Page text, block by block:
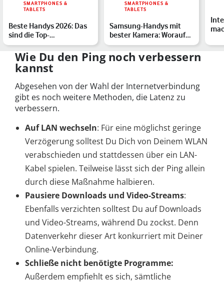
SMARTPHONES &
TABLETS
Beste Handys 2026: Das
sind die Top-
Smartphones des Jahres
SMARTPHONES &
TABLETS
Samsung-Handys mit
bester Kamera: Worauf
es für gute Fotos
ankomm…
be…
Wie Du den Ping noch verbessern
kannst
Abgesehen von der Wahl der Internetverbindung
gibt es noch weitere Methoden, die Latenz zu
verbessern.
Auf LAN wechseln: Für eine möglichst geringe
Verzögerung solltest Du Dich von Deinem WLAN
verabschieden und stattdessen über ein LAN-
Kabel spielen. Teilweise lässt sich der Ping allein
durch diese Maßnahme halbieren.
Pausiere Downloads und Video-Streams:
Ebenfalls verzichten solltest Du auf Downloads
und Video-Streams, während Du zockst. Denn
Datenverkehr dieser Art konkurriert mit Deiner
Online-Verbindung.
Schließe nicht benötigte Programme:
Außerdem empfiehlt es sich, sämtliche